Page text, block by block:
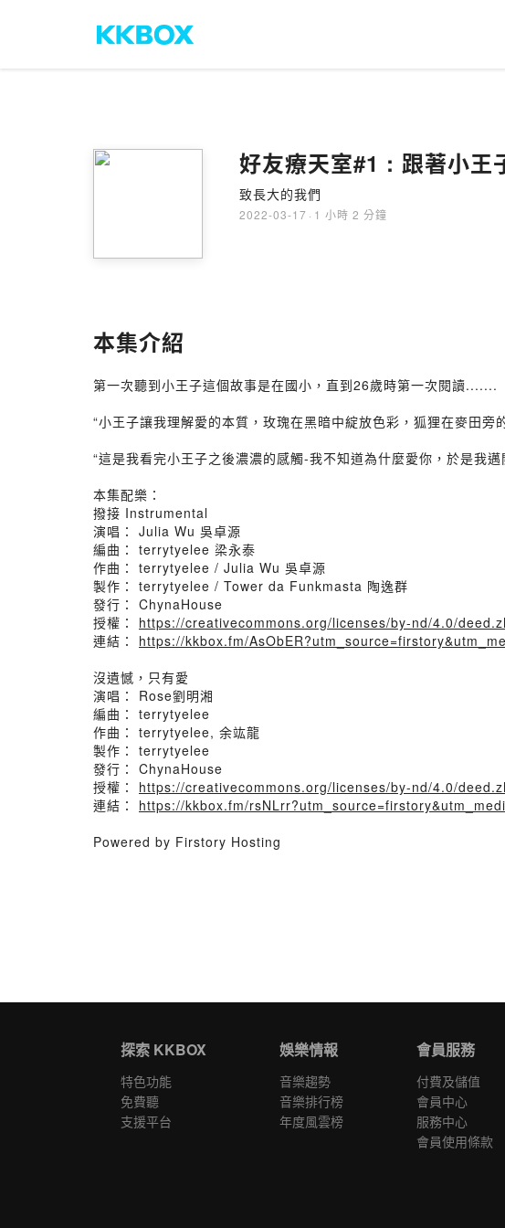
好友療天室#1 : 跟著小王
致長大的我們
2022-03-17 · 1 小時 2 分鐘
本集介紹
第一次聽到小王子這個故事是在國小，直到26歲時第一次閱讀.......
“小王子讓我理解愛的本質，玫瑰在黑暗中綻放色彩，狐狸在麥田
“這是我看完小王子之後濃濃的感觸-我不知道為什麼愛你，於是我
本集配樂：
撥接 Instrumental
演唱： Julia Wu 吳卓源
編曲： terrytyelee 梁永泰
作曲： terrytyelee / Julia Wu 吳卓源
製作： terrytyelee / Tower da Funkmasta 陶逸群
發行： ChynaHouse
授權： https://creativecommons.org/licenses/by-nd/4.0/
連結： https://kkbox.fm/
沒遺憾，只有愛
演唱： Rose劉明湘
編曲： terrytyelee
作曲： terrytyelee, 余竑龍
製作： terrytyelee
發行： ChynaHouse
授權： https://creativecommons.org/licenses/by-nd/4.0/
連結： https://kkbox.fm/
Powered by Firstory Hosting
探索 KKBOX
特色功能
免費聽
支援平台
娛樂情報
音樂趨勢
音樂排行榜
年度風雲榜
會員服務
付費及儲值
會員中心
服務中心
會員使用條款